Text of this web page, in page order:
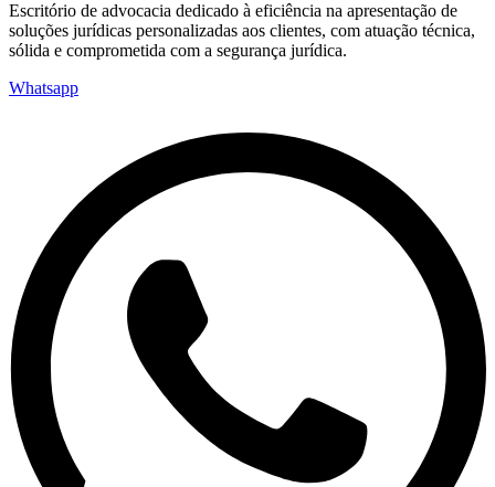
Escritório de advocacia dedicado à eficiência na apresentação de
soluções jurídicas personalizadas aos clientes, com atuação técnica,
sólida e comprometida com a segurança jurídica.
Whatsapp